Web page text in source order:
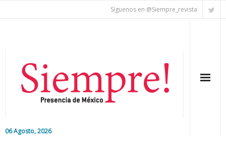
Síguenos en @Siempre_revista
06 Agosto, 2026